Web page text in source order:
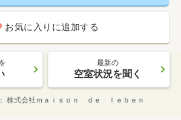
お気に入りに追加する
最新の
空室状況を聞く
株式会社ｍａｉｓｏｎ ｄｅ ｌｅｂｅｎ